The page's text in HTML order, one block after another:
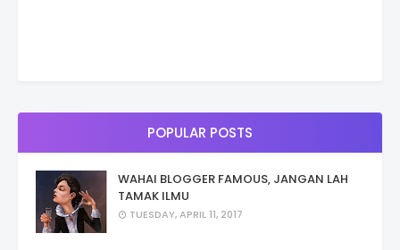
POPULAR POSTS
WAHAI BLOGGER FAMOUS, JANGAN LAH
TAMAK ILMU
TUESDAY, APRIL 11, 2017